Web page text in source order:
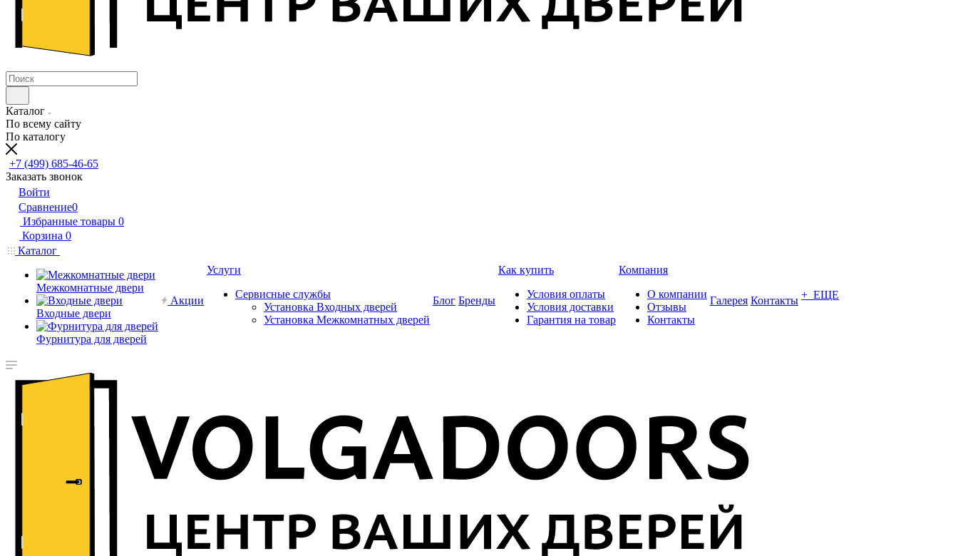
Каталог
По всему сайту
По каталогу
+7 (499) 685-46-65
Заказать звонок
Войти
Сравнение0
Избранные товары 0
Корзина 0
Каталог
Межкомнатные двери
Входные двери
Фурнитура для дверей
Акции
Услуги
Сервисные службы
Установка Входных дверей
Установка Межкомнатных дверей
Блог Бренды
Как купить
Условия оплаты
Условия доставки
Гарантия на товар
Компания
О компании
Отзывы
Контакты
Галерея Контакты + ЕЩЕ